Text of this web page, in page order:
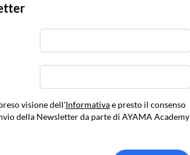
visione dell'Informativae presto il consenso
della Newsletter da parte di AYAMA Academy